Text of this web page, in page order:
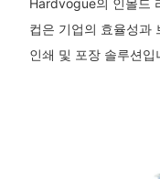
Hardvogue의 인몰드
컵은 기업의 효율성과
인쇄 및 포장 솔루션입